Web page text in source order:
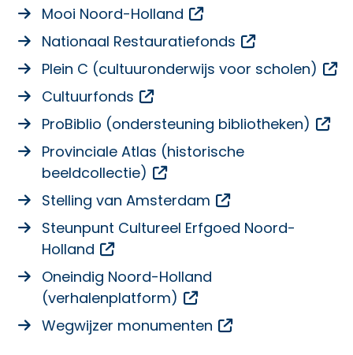
Mooi Noord-Holland
Nationaal Restauratiefonds
Plein C (cultuuronderwijs voor scholen)
Cultuurfonds
ProBiblio (ondersteuning bibliotheken)
Provinciale Atlas (historische
beeldcollectie)
Stelling van Amsterdam
Steunpunt Cultureel Erfgoed Noord-
Holland
Oneindig Noord-Holland
(verhalenplatform)
Wegwijzer monumenten